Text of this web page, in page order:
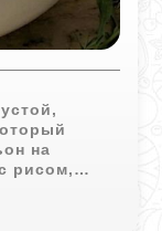
на
рисом,
тот